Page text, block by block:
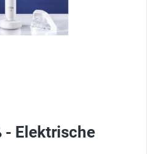
- Elektrische